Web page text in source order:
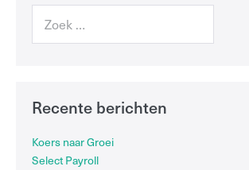
Recente berichten
Koers naar Groei
Select Payroll